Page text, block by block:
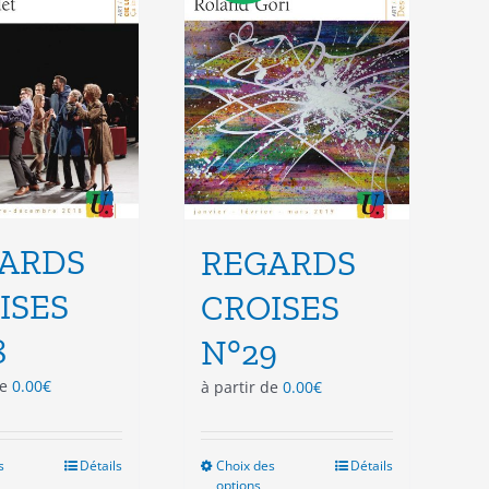
choisies
page
du
produit
choisies
sur
la
page
du
produit
0.00€
Détails
REGARDS
CROISES
N°29
à partir de 0.00€
Choix des
Détails